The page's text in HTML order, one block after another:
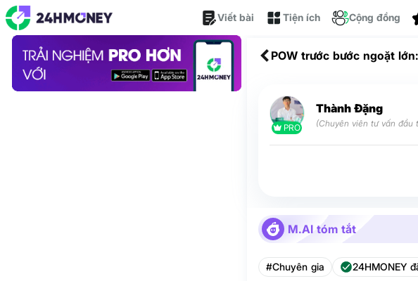
Viết bài Tiện ích Cộng đồng
POW trước bước ngoặt
PRO
Thành Đặng
(Chuyên viên tư vấn đầu
M.AI tóm tắt
#Chuyên gia 24HMONEY